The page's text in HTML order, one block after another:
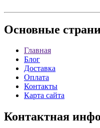
Основные
Главная
Блог
Доставка
Оплата
Контакты
Карта сайта
Контактная